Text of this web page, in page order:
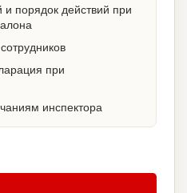
и порядок действий при
при
инспектора